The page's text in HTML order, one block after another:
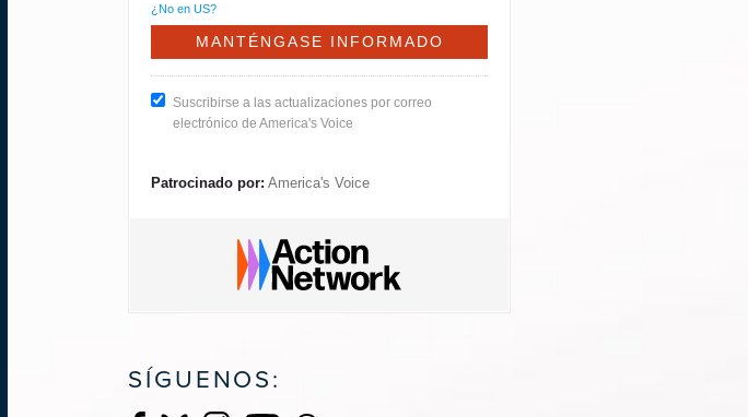
¿No en US?
Suscribirse a las actualizaciones por correo
electrónico de America's Voice
Patrocinado por: America's Voice
SÍGUENOS: